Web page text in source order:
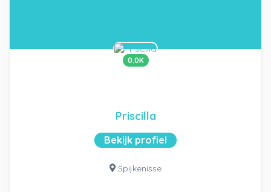
0.0K
Priscilla
Bekijk profiel
Spijkenisse